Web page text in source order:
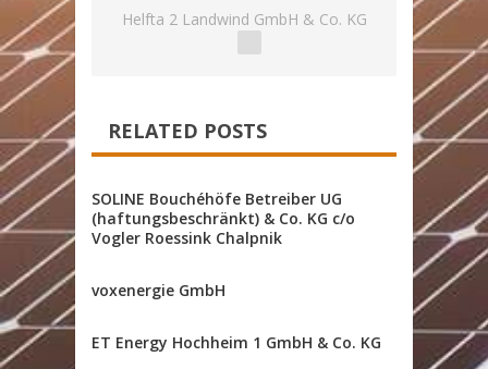
Helfta 2 Landwind GmbH & Co. KG
RELATED POSTS
SOLINE Bouchéhöfe Betreiber UG
(haftungsbeschränkt) & Co. KG c/o
Vogler Roessink Chalpnik
voxenergie GmbH
ET Energy Hochheim 1 GmbH & Co. KG